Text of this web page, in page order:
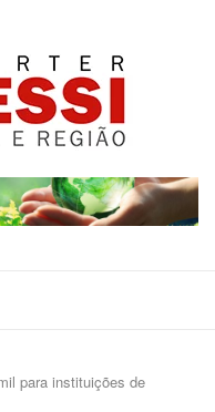
para instituições de